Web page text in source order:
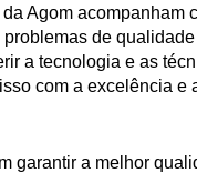
Agom acompanham
de
a tecnologia e as
com a excelência e
garantir a melhor